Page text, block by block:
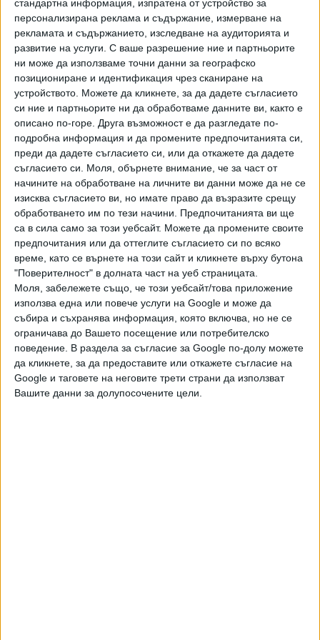
стандартна информация, изпратена от устройство за
персонализирана реклама и съдържание, измерване на
рекламата и съдържанието, изследване на аудиторията и
развитие на услуги. С ваше разрешение ние и партньорите
ни може да използваме точни данни за географско
позициониране и идентификация чрез сканиране на
устройството. Можете да кликнете, за да дадете съгласието
си ние и партньорите ни да обработваме данните ви, както е
описано по-горе. Друга възможност е да разгледате по-
подробна информация и да промените предпочитанията си,
преди да дадете съгласието си, или да откажете да дадете
съгласието си.
Моля, обърнете внимание, че за част от
начините на обработване на личните ви данни може да не се
изисква съгласието ви, но имате право да възразите срещу
обработването им по тези начини. Предпочитанията ви ще
са в сила само за този уебсайт. Можете да промените своите
предпочитания или да оттеглите съгласието си по всяко
време, като се върнете на този сайт и кликнете върху бутона
"Поверителност" в долната част на уеб страницата.
Моля, забележете също, че този уебсайт/това приложение
използва една или повече услуги на Google и може да
събира и съхранява информация, която включва, но не се
ограничава до Вашето посещение или потребителско
поведение. В раздела за съгласие за Google по-долу можете
да кликнете, за да предоставите или откажете съгласие на
Google и таговете на неговите трети страни да използват
Вашите данни за долупосочените цели.
Янислав Дамянов Янчев. Цвета Жекова Тимева е
назначена за заместник министър на транспорта и
съобщенията. Тимева бе дълги години дясна ръка на
Радев в президенството и последно заемаше високия
пост главен секретар. По образование Тимева е
строителен инженер.
Последвайте ни и в
Ако искате да подкрепите независимата
и качествена журналистика в “Сега”,
можете да направите дарение през
PayPal
правителство на Румен Радев заместник-министри
Още новини по темата
Правителството се проваля с цените и
корупцията
30 Юли 2026